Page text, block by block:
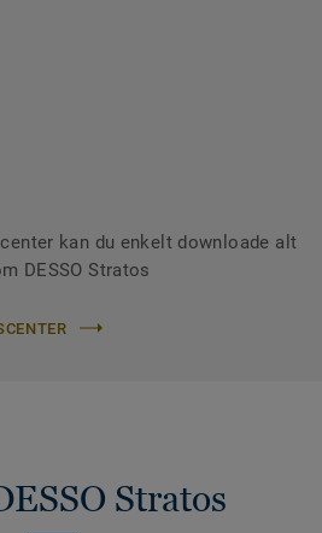
kan du enkelt downloade alt
DESSO Stratos
Stratos